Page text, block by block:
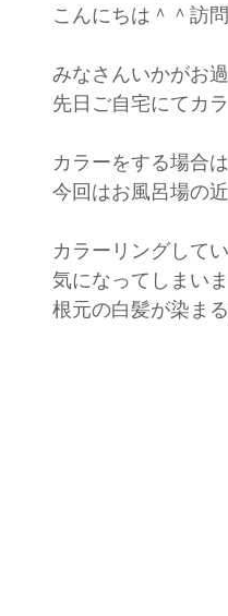
こんにちは＾＾訪
みなさんいかがお
先日ご自宅にてカ
カラーをする場合
今回はお風呂場の
カラーリングして
気になってしまい
根元の白髪が染ま